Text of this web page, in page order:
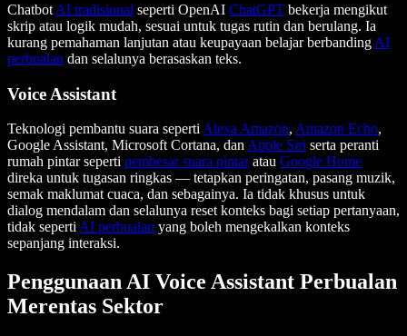
Chatbot AI tradisional seperti OpenAI ChatGPT bekerja mengikut
skrip atau logik mudah, sesuai untuk tugas rutin dan berulang. Ia
kurang pemahaman lanjutan atau keupayaan belajar berbanding AI
perbualan dan selalunya berasaskan teks.
Voice Assistant
Teknologi pembantu suara sepertiAlexa Amazon, Amazon Echo,
Google Assistant, Microsoft Cortana, danApple Siri serta peranti
rumah pintar seperti pembesar suara pintaratau Google Home
direka untuk tugasan ringkas — tetapkan peringatan, pasang muzik,
semak maklumat cuaca, dan sebagainya. Ia tidak khusus untuk
dialog mendalam dan selalunya reset konteks bagi setiap pertanyaan,
tidak sepertiAI perbualan yang boleh mengekalkan konteks
sepanjang interaksi.
Penggunaan AI Voice Assistant Perbualan
Merentas Sektor